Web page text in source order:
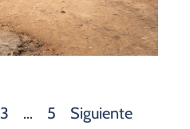
3 … 5 Siguiente